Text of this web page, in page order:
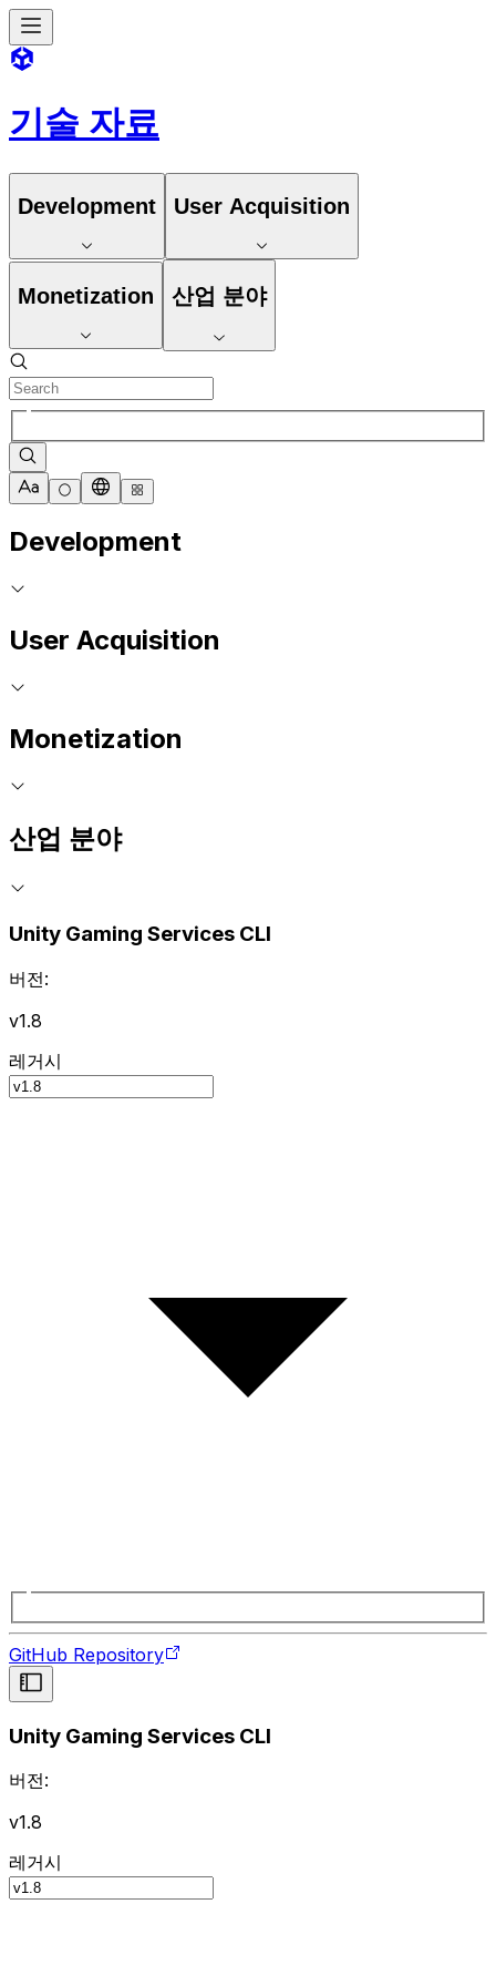
기술 자료
Development User Acquisition
Monetization 산업 분야
Development
User Acquisition
Monetization
산업 분야
Unity Gaming Services CLI
버전:
v1.8
레거시
GitHub Repository
Unity Gaming Services CLI
버전:
v1.8
레거시